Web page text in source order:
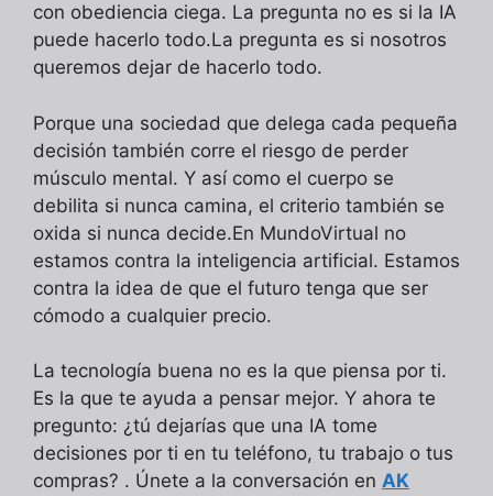
con obediencia ciega. La pregunta no es si la IA
puede hacerlo todo.La pregunta es si nosotros
queremos dejar de hacerlo todo.
Porque una sociedad que delega cada pequeña
decisión también corre el riesgo de perder
músculo mental. Y así como el cuerpo se
debilita si nunca camina, el criterio también se
oxida si nunca decide.En MundoVirtual no
estamos contra la inteligencia artificial. Estamos
contra la idea de que el futuro tenga que ser
cómodo a cualquier precio.
La tecnología buena no es la que piensa por ti.
Es la que te ayuda a pensar mejor. Y ahora te
pregunto: ¿tú dejarías que una IA tome
decisiones por ti en tu teléfono, tu trabajo o tus
compras? . Únete a la conversación en AK